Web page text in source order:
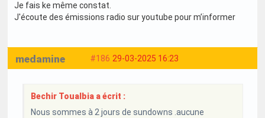
Je fais ke même constat.
J'écoute des émissions radio sur youtube pour m’informer
#186 29-03-2025 16:23
medamine
Bechir Toualbia a écrit :
Nous sommes à 2 jours de sundowns .aucune